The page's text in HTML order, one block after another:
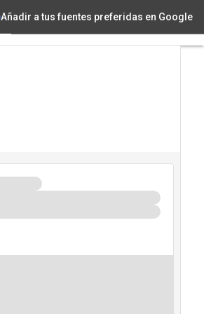
Añadir a tus fuentes preferidas en Google